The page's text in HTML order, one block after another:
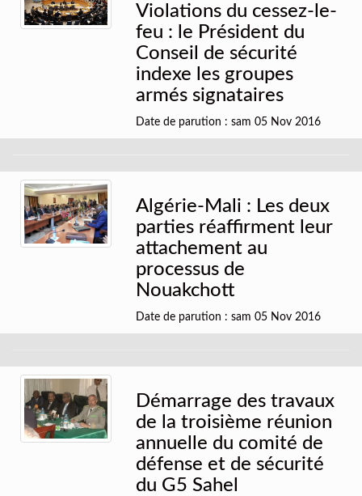
Violations du cessez-le-
feu : le Président du
Conseil de sécurité
indexe les groupes
armés signataires
Date de parution : sam 05 Nov 2016
Algérie-Mali : Les deux
parties réaffirment leur
attachement au
processus de
Nouakchott
Date de parution : sam 05 Nov 2016
Démarrage des travaux
de la troisième réunion
annuelle du comité de
défense et de sécurité
du G5 Sahel